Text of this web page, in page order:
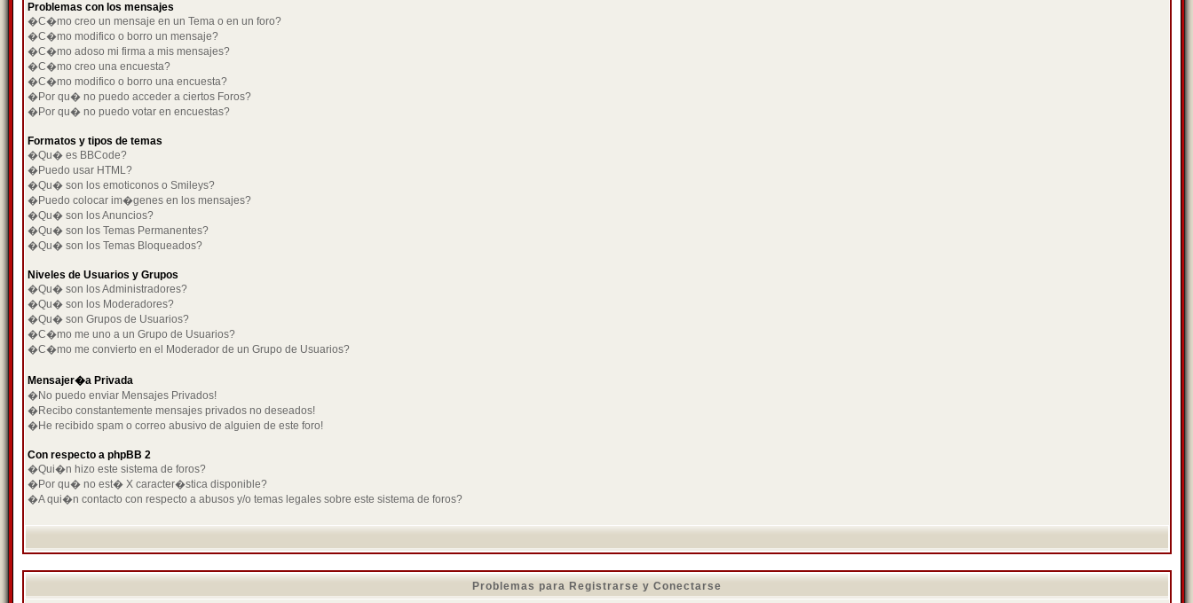
Problemas con los mensajes
�C�mo creo un mensaje en un Tema o en un foro?
�C�mo modifico o borro un mensaje?
�C�mo adoso mi firma a mis mensajes?
�C�mo creo una encuesta?
�C�mo modifico o borro una encuesta?
�Por qu� no puedo acceder a ciertos Foros?
�Por qu� no puedo votar en encuestas?
Formatos y tipos de temas
�Qu� es BBCode?
�Puedo usar HTML?
�Qu� son los emoticonos o Smileys?
�Puedo colocar im�genes en los mensajes?
�Qu� son los Anuncios?
�Qu� son los Temas Permanentes?
�Qu� son los Temas Bloqueados?
Niveles de Usuarios y Grupos
�Qu� son los Administradores?
�Qu� son los Moderadores?
�Qu� son Grupos de Usuarios?
�C�mo me uno a un Grupo de Usuarios?
�C�mo me convierto en el Moderador de un Grupo de Usuarios?
Mensajer�a Privada
�No puedo enviar Mensajes Privados!
�Recibo constantemente mensajes privados no deseados!
�He recibido spam o correo abusivo de alguien de este foro!
Con respecto a phpBB 2
�Qui�n hizo este sistema de foros?
�Por qu� no est� X caracter�stica disponible?
�A qui�n contacto con respecto a abusos y/o temas legales sobre este sistema de foros?
Problemas para Registrarse y Conectarse